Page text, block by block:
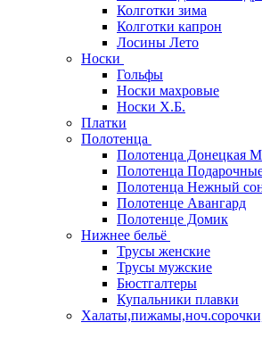
Колготки зима
Колготки капрон
Лосины Лето
Носки
Гольфы
Носки махровые
Носки Х.Б.
Платки
Полотенца
Полотенца Донецкая
Полотенца
Полотенца Нежный
Полотенце Авангард
Полотенце Домик
Нижнее бельё
Трусы женские
Трусы мужские
Бюстгалтеры
Купальники плавки